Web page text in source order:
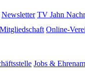
Newsletter TV Jahn
Mitgliedschaft Online-
Jobs &